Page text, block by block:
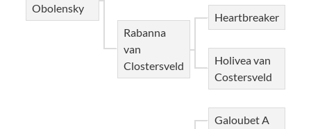
Obolensky
Rabanna
van
Clostersveld
Heartbreaker
Holivea van
Costersveld
Galoubet A